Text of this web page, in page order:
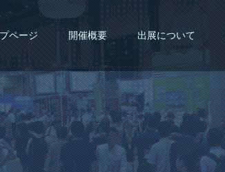
ページ 開催概要 出展について